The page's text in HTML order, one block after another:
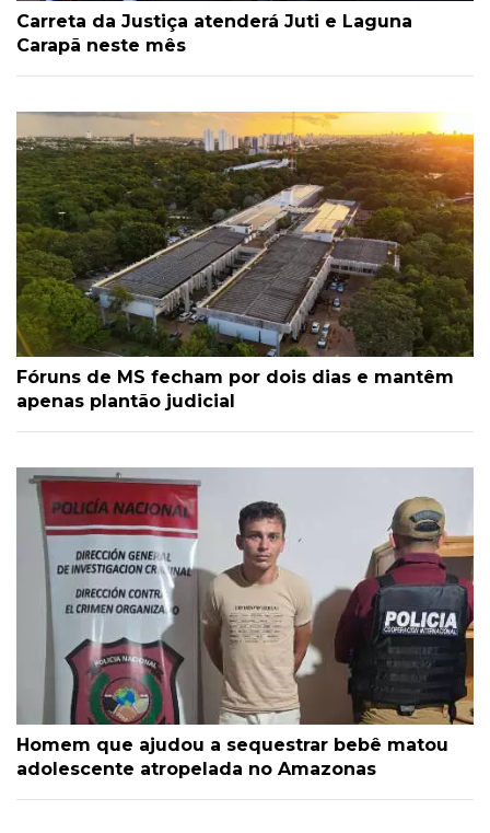
Carreta da Justiça atenderá Juti e Laguna
Carapã neste mês
Fóruns de MS fecham por dois dias e mantêm
apenas plantão judicial
Homem que ajudou a sequestrar bebê matou
adolescente atropelada no Amazonas